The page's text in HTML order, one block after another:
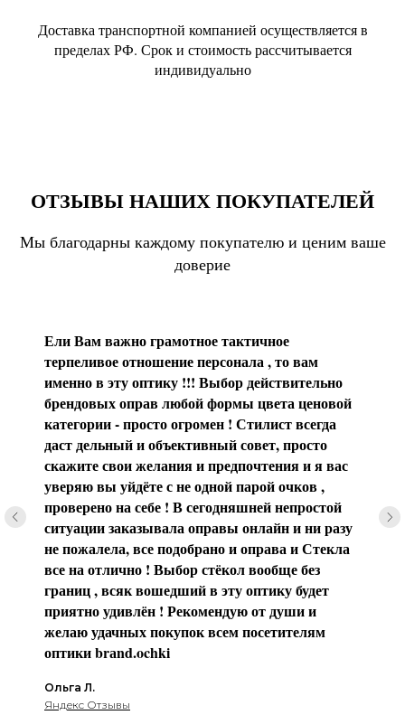
Доставка транспортной компанией осуществляется в
пределах РФ. Срок и стоимость рассчитывается
индивидуально
ОТЗЫВЫ НАШИХ ПОКУПАТЕЛЕЙ
Мы благодарны каждому покупателю и ценим ваше
доверие
Ели Вам важно грамотное тактичное
терпеливое отношение персонала , то вам
именно в эту оптику !!! Выбор действительно
брендовых оправ любой формы цвета ценовой
категории - просто огромен ! Стилист всегда
даст дельный и объективный совет, просто
скажите свои желания и предпочтения и я вас
уверяю вы уйдёте с не одной парой очков ,
проверено на себе ! В сегодняшней непростой
ситуации заказывала оправы онлайн и ни разу
не пожалела, все подобрано и оправа и Стекла
все на отлично ! Выбор стёкол вообще без
границ , всяк вошедший в эту оптику будет
приятно удивлён ! Рекомендую от души и
желаю удачных покупок всем посетителям
оптики brаnd.ochki
Ольга Л.
Яндекс Отзывы